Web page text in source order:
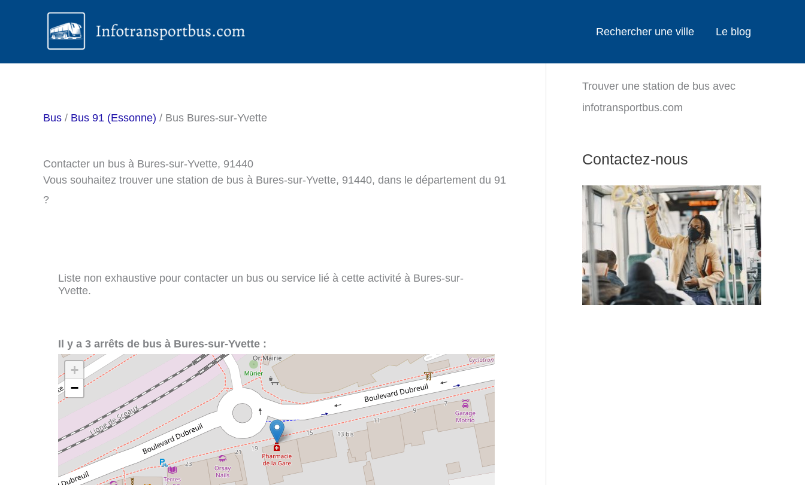
Rechercher une ville Le blog
Bus / Bus 91 (Essonne) / Bus Bures-sur-Yvette
Contacter un bus à Bures-sur-Yvette, 91440
Vous souhaitez trouver une station de bus à Bures-sur-Yvette, 91440, dans le département du 91
?
Liste non exhaustive pour contacter un bus ou service lié à cette activité à Bures-sur-
Yvette.
Il y a 3 arrêts de bus à Bures-sur-Yvette :
+
−
Trouver une station de bus avec
infotransportbus.com
Contactez-nous